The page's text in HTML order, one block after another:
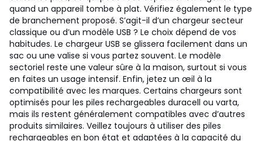
quand un appareil tombe à plat. Vérifiez également le type
de branchement proposé. S’agit-il d’un chargeur secteur
classique ou d’un modèle USB ? Le choix dépend de vos
habitudes. Le chargeur USB se glissera facilement dans un
sac ou une valise si vous partez souvent. Le modèle
sectoriel reste une valeur sûre à la maison, surtout si vous
en faites un usage intensif. Enfin, jetez un œil à la
compatibilité avec les marques. Certains chargeurs sont
optimisés pour les piles rechargeables duracell ou varta,
mais ils restent généralement compatibles avec d’autres
produits similaires. Veillez toujours à utiliser des piles
rechargeables en bon état et adaptées à la capacité du